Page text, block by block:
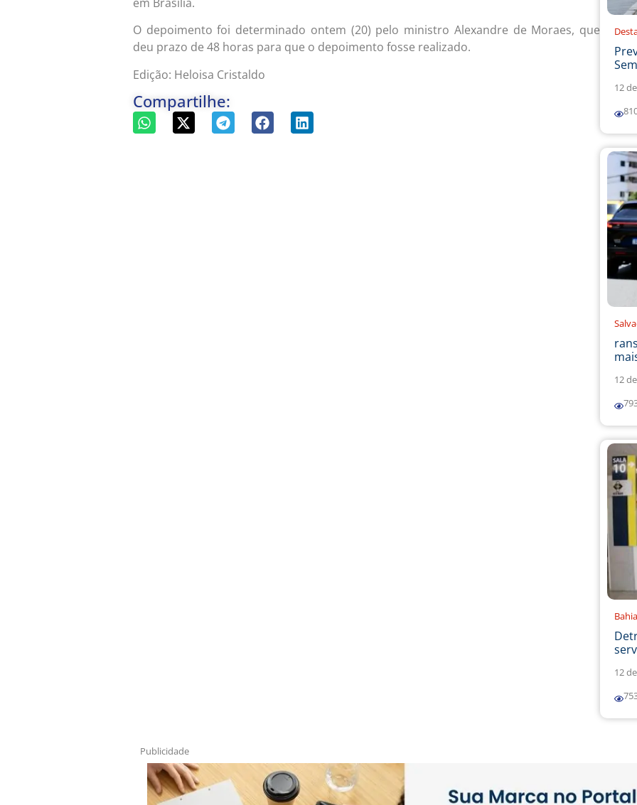
O depoimento foi determinado ontem (20) pelo ministro Alexandre de Moraes, que
deu prazo de 48 horas para que o depoimento fosse realizado.
Edição: Heloisa Cristaldo
Compartilhe:
12
12
12
Publicidade